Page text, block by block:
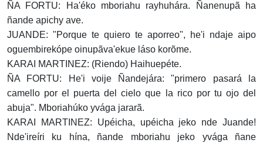
ÑA FORTU: Ha'éko mboriahu rayhuhára. Ñanenupã ha
ñande apichy ave.
JUANDE: "Porque te quiero te aporreo", he'i ndaje aipo
oguembirekópe oinupãva'ekue láso korõme.
KARAI MARTINEZ: (Riendo) Haihuepéte.
ÑA FORTU: He'i voije Ñandejára: "primero pasará la
camello por el puerta del cielo que la rico por tu ojo del
abuja". Mboriahúko yvága jararã.
KARAI MARTINEZ: Upéicha, upéicha jeko nde Juande!
Nde'ireíri ku hína, ñande mboriahu jeko yvága ñane